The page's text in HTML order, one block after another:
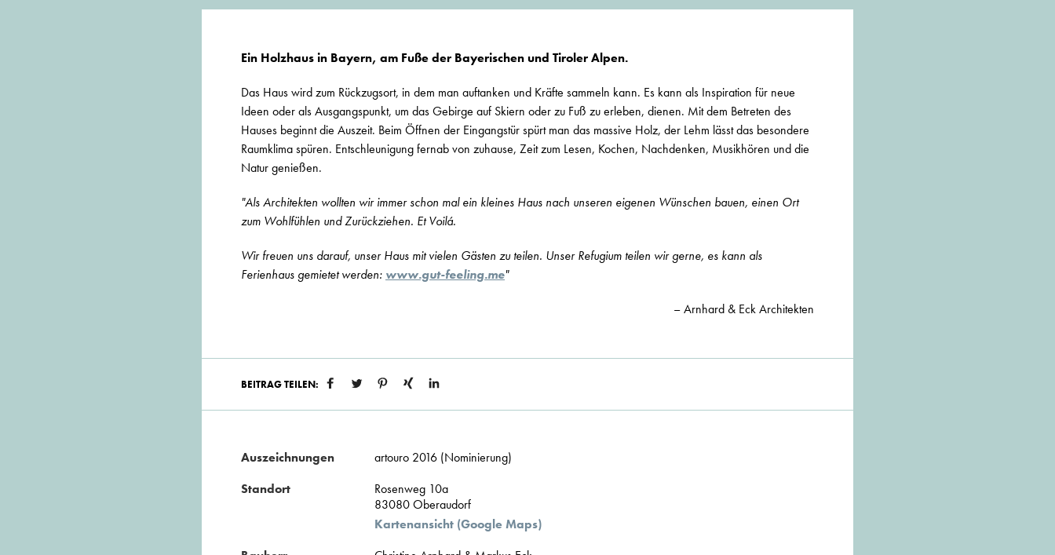
Ein Holzhaus in Bayern, am Fuße der Bayerischen und Tiroler Alpen.
Das Haus wird zum Rückzugsort, in dem man auftanken und Kräfte sammeln kann. Es kann als Inspiration für neue
Ideen oder als Ausgangspunkt, um das Gebirge auf Skiern oder zu Fuß zu erleben, dienen. Mit dem Betreten des
Hauses beginnt die Auszeit. Beim Öffnen der Eingangstür spürt man das massive Holz, der Lehm lässt das besondere
Raumklima spüren. Entschleunigung fernab von zuhause, Zeit zum Lesen, Kochen, Nachdenken, Musikhören und die
Natur genießen.
"Als Architekten wollten wir immer schon mal ein kleines Haus nach unseren eigenen Wünschen bauen, einen Ort
zum Wohlfühlen und Zurückziehen. Et Voilá.
Wir freuen uns darauf, unser Haus mit vielen Gästen zu teilen. Unser Refugium teilen wir gerne, es kann als
Ferienhaus gemietet werden: www.gut-feeling.me"
– Arnhard & Eck Architekten
BEITRAG TEILEN:
Auszeichnungen
artouro 2016 (Nominierung)
Standort
Rosenweg 10a
83080 Oberaudorf
Kartenansicht (Google Maps)